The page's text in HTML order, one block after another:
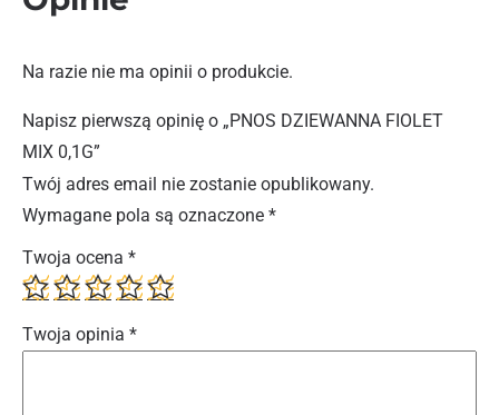
Na razie nie ma opinii o produkcie.
Napisz pierwszą opinię o „PNOS DZIEWANNA FIOLET
MIX 0,1G”
Twój adres email nie zostanie opublikowany.
Wymagane pola są oznaczone *
Twoja ocena *
Twoja opinia *